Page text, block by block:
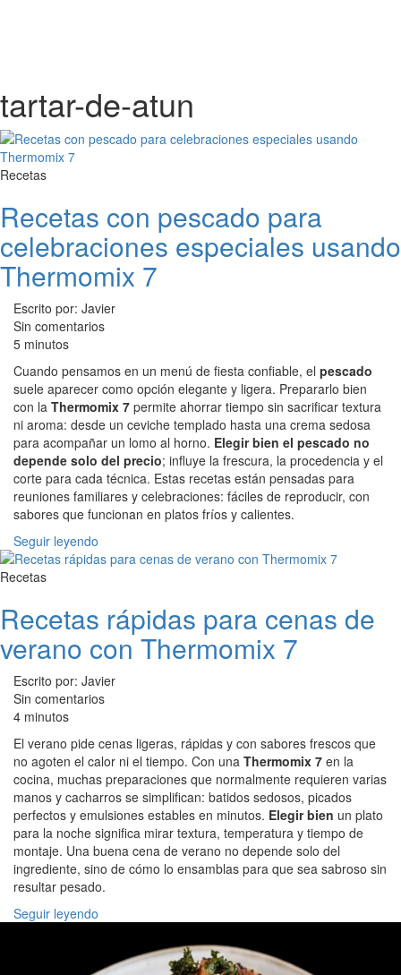
tartar-de-atun
Recetas
Recetas con pescado para
celebraciones especiales usando
Thermomix 7
Escrito por: Javier
Sin comentarios
5 minutos
Cuando pensamos en un menú de fiesta confiable, el pescado
suele aparecer como opción elegante y ligera. Prepararlo bien
con la Thermomix 7 permite ahorrar tiempo sin sacrificar textura
ni aroma: desde un ceviche templado hasta una crema sedosa
para acompañar un lomo al horno. Elegir bien el pescado no
depende solo del precio; influye la frescura, la procedencia y el
corte para cada técnica. Estas recetas están pensadas para
reuniones familiares y celebraciones: fáciles de reproducir, con
sabores que funcionan en platos fríos y calientes.
Seguir leyendo
Recetas
Recetas rápidas para cenas de
verano con Thermomix 7
Escrito por: Javier
Sin comentarios
4 minutos
El verano pide cenas ligeras, rápidas y con sabores frescos que
no agoten el calor ni el tiempo. Con una Thermomix 7 en la
cocina, muchas preparaciones que normalmente requieren varias
manos y cacharros se simplifican: batidos sedosos, picados
perfectos y emulsiones estables en minutos. Elegir bien un plato
para la noche significa mirar textura, temperatura y tiempo de
montaje. Una buena cena de verano no depende solo del
ingrediente, sino de cómo lo ensamblas para que sea sabroso sin
resultar pesado.
Seguir leyendo